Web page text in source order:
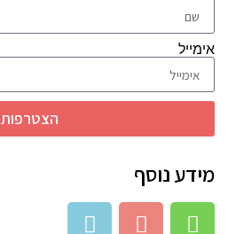
אימייל
הצטרפות
מידע נוסף